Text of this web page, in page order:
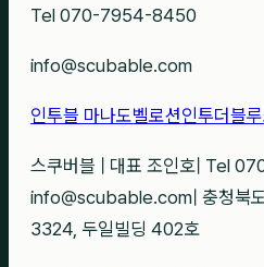
Tel 070-7954-8450
info@scubable.com
인투블 마나도벨로션인투더블루
스쿠버블 대표 조인호 Tel
info@scubable.com 충청북
3324, 두일빌딩 402호